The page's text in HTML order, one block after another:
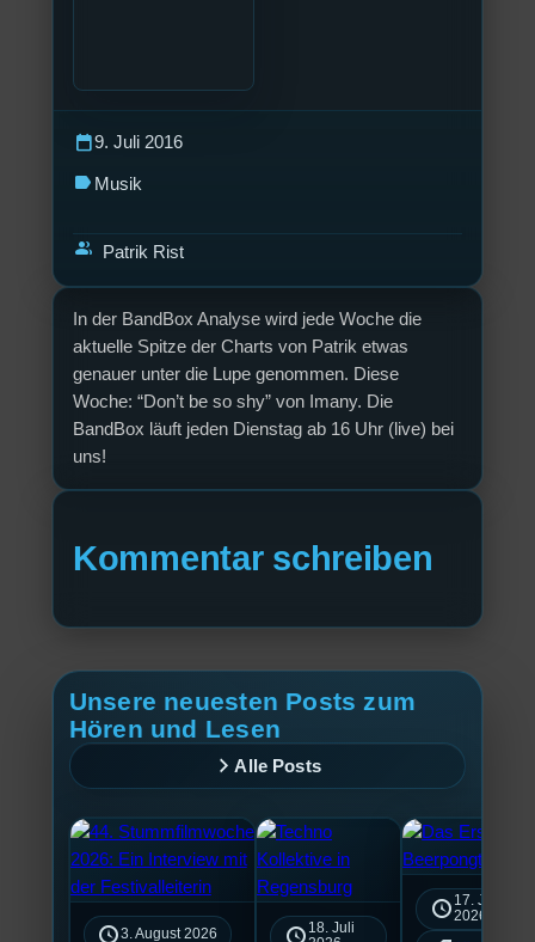
In der BandBox Analyse wird jede Woche die
aktuelle Spitze der Charts von Patrik etwas
genauer unter die Lupe genommen. Diese
Woche: “Don’t be so shy” von Imany. Die
BandBox läuft jeden Dienstag ab 16 Uhr (live) bei
uns!
Kommentar schreiben
calendar_today9. Juli 2016
label Musik
group Patrik Rist
Unsere neuesten Posts zum
Hören und Lesen
Alle Posts
3. August 2026
18. Juli
17. Juli
2026